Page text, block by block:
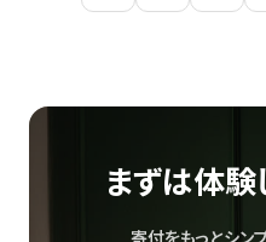
まずは体験
寄付をもっとシン